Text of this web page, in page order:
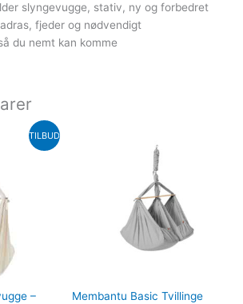
slyngevugge, stativ, ny og forbedret
fjeder og nødvendigt
du nemt kan komme
TILBUD
–
aktuelle
Membantu Basic Tvillinge